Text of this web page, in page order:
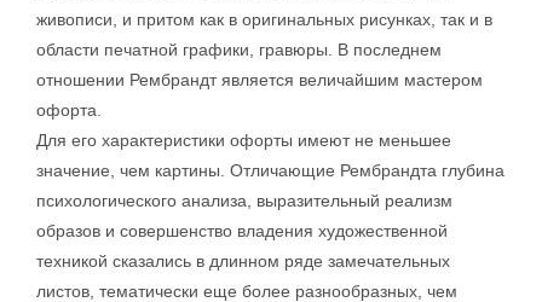
живописи, и притом как в оригинальных рисунках, так и в
области печатной графики, гравюры. В последнем
отношении Рембрандт является величайшим мастером
офорта.
Для его характеристики офорты имеют не меньшее
значение, чем картины. Отличающие Рембрандта глубина
психологического анализа, выразительный реализм
образов и совершенство владения художественной
техникой сказались в длинном ряде замечательных
листов, тематически еще более разнообразных, чем